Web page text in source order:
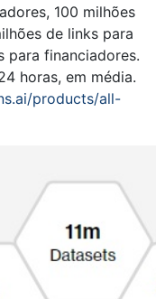
100 milhões
de links para
para financiadores.
horas, em média.
products/all-